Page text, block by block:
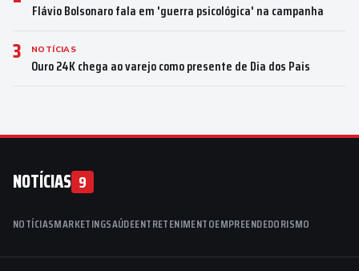
Flávio Bolsonaro fala em 'guerra psicológica' na campanha
3 NOTÍCIAS
Ouro 24K chega ao varejo como presente de Dia dos Pais
NOTÍCIAS 9
NOTÍCIASMARKETINGSAÚDEENTRETENIMENTOEMPREENDEDORISMO